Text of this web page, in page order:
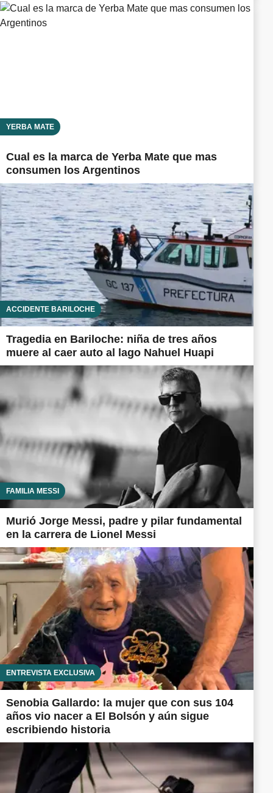
YERBA MATE
Cual es la marca de Yerba Mate que mas
consumen los Argentinos
ACCIDENTE BARILOCHE
Tragedia en Bariloche: niña de tres años
muere al caer auto al lago Nahuel Huapi
FAMILIA MESSI
Murió Jorge Messi, padre y pilar fundamental
en la carrera de Lionel Messi
ENTREVISTA EXCLUSIVA
Senobia Gallardo: la mujer que con sus 104
años vio nacer a El Bolsón y aún sigue
escribiendo historia